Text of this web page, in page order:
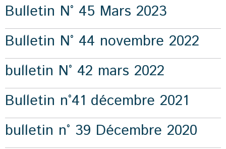
Bulletin N° 45 Mars 2023
Bulletin N° 44 novembre 2022
bulletin N° 42 mars 2022
Bulletin n°41 décembre 2021
bulletin n° 39 Décembre 2020